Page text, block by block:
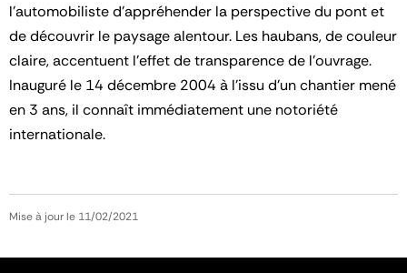
l’automobiliste d’appréhender la perspective du pont et
de découvrir le paysage alentour. Les haubans, de couleur
claire, accentuent l’effet de transparence de l’ouvrage.
Inauguré le 14 décembre 2004 à l’issu d’un chantier mené
en 3 ans, il connaît immédiatement une notoriété
internationale.
Mise à jour le 11/02/2021